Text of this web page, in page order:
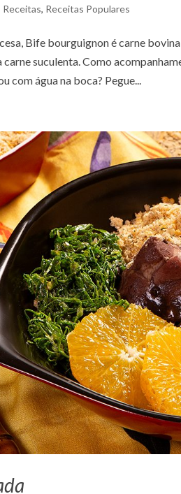
Receitas, Receitas Populares
Bife bourguignon é carne
suculenta. Como
com água na boca? Pegue...